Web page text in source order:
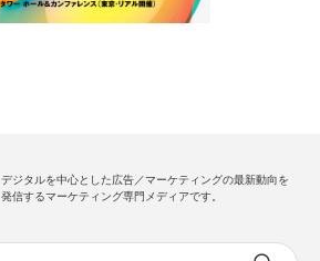
デジタルを中心とした広告／マーケティングの最新動向を
発信するマーケティング専門メディアです。